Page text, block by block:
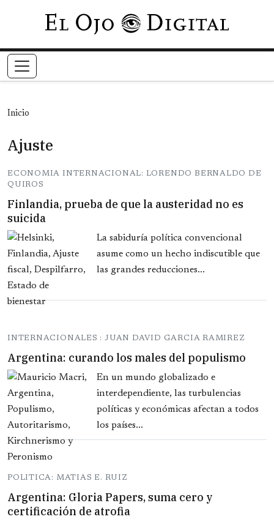
Pasar al contenido principal
Inicio
Ajuste
ECONOMIA INTERNACIONAL: LORENDO BERNALDO DE
QUIROS
Finlandia, prueba de que la austeridad no es
suicida
La sabiduría política convencional
asume como un hecho indiscutible que
las grandes reducciones...
INTERNACIONALES : JUAN DAVID GARCIA RAMIREZ
Argentina: curando los males del populismo
En un mundo globalizado e
interdependiente, las turbulencias
políticas y económicas afectan a todos
los países...
POLITICA: MATIAS E. RUIZ
Argentina: Gloria Papers, suma cero y
certificación de atrofia